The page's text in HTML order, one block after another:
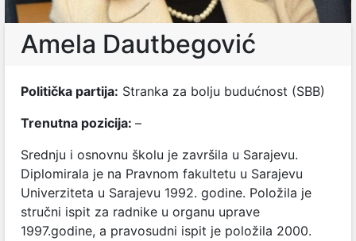
Amela Dautbegović
Politička partija: Stranka za bolju budućnost (SBB)
Trenutna pozicija: –
Srednju i osnovnu školu je završila u Sarajevu.
Diplomirala je na Pravnom fakultetu u Sarajevu
Univerziteta u Sarajevu 1992. godine. Položila je
stručni ispit za radnike u organu uprave
1997.godine, a pravosudni ispit je položila 2000.